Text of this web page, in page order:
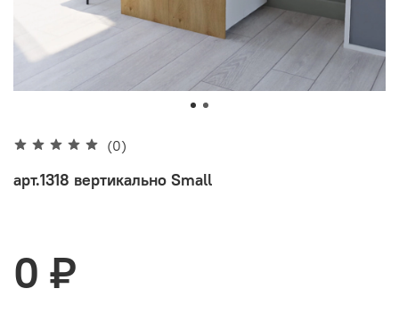
(0)
арт.1318 вертикально Small
0 ₽